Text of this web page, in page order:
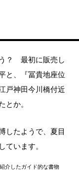
？ 最初に販売し
と、『冨貴地座位
戸神田今川橋付近
とか。
したようで、夏目
ています。
介したガイド的な書物